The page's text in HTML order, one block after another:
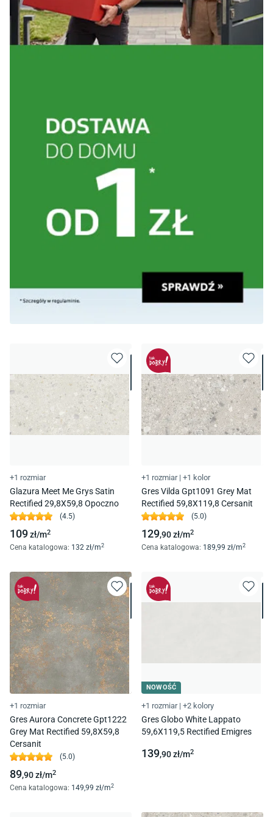
+1 rozmiar
Glazura Meet Me Grys Satin
Rectified 29,8X59,8 Opoczno
(4.5)
109zł/m2
Cena katalogowa: 132 zł/m2
+1 rozmiar | +1 kolor
Gres Vilda Gpt1091 Grey Mat
Rectified 59,8X119,8 Cersanit
(5.0)
129,90zł/m2
Cena katalogowa: 189,99 zł/m2
+1 rozmiar
Gres Aurora Concrete Gpt1222
Grey Mat Rectified 59,8X59,8
Cersanit
(5.0)
89,90zł/m2
Cena katalogowa: 149,99 zł/m2
NOWOŚĆ
+1 rozmiar | +2 kolory
Gres Globo White Lappato
59,6X119,5 Rectified Emigres
139,90zł/m2